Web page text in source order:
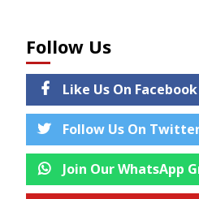
Follow Us
Like Us On Facebook
Follow Us On
Join Our WhatsApp